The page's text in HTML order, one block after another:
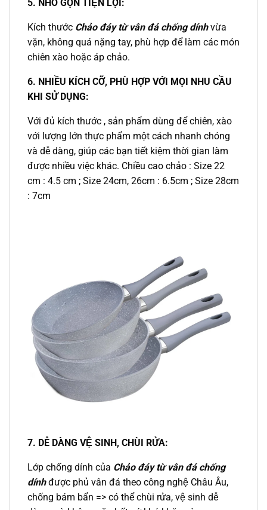
5. NHỎ GỌN TIỆN LỢI:
Kích thước Chảo đáy từ vân đá chống dính vừa
vặn, không quá nặng tay, phù hợp để làm các món
chiên xào hoặc áp chảo.
6. NHIỀU KÍCH CỠ, PHÙ HỢP VỚI MỌI NHU CẦU
KHI SỬ DỤNG:
Với đủ kích thước , sản phẩm dùng để chiên, xào
với lượng lớn thực phẩm một cách nhanh chóng
và dễ dàng, giúp các bạn tiết kiệm thời gian làm
được nhiều việc khác. Chiều cao chảo : Size 22
cm : 4.5 cm ; Size 24cm, 26cm : 6.5cm ; Size 28cm
: 7cm
7. DỄ DÀNG VỆ SINH, CHÙI RỬA:
Lớp chống dính của Chảo đáy từ vân đá chống
dínhđược phủ vân đá theo công nghệ Châu Âu,
chống bám bẩn => có thể chùi rửa, vệ sinh dễ